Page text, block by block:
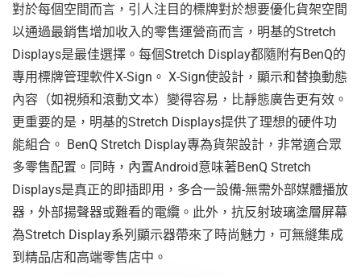
對於每個空間而言，引人注目的標牌對於想要優化貨架空間
以通過最銷售增加收入的零售運營商而言，明基的Stretch
Displays是最佳選擇。每個Stretch Display都隨附有BenQ的
專用標牌管理軟件X-Sign。 X-Sign使設計，顯示和替換動態
內容（如視頻和滾動文本）變得容易，比靜態廣告更有效。
更重要的是，明基的Stretch Displays提供了理想的硬件功
能組合。 BenQ Stretch Display專為貨架設計，非常適合眾
多零售配置。同時，內置Android意味著BenQ Stretch
Displays是真正的即插即用，多合一設備-無需外部媒體播放
器，外部揚聲器或難看的電纜。此外，抗反射玻璃塗層屏幕
為Stretch Display系列顯示器帶來了時尚魅力，可無縫集成
到精品店和高端零售店中。